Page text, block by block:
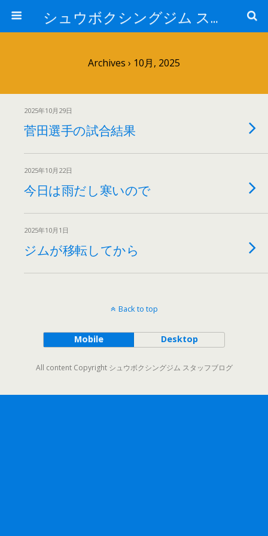
シュウボクシングジム スタッフブログ
Archives › 10月, 2025
2025年10月29日
菅田選手の試合結果
2025年10月22日
今日は雨だし寒いので
2025年10月1日
ジムが移転してから
Back to top
Mobile Desktop
All content Copyright シュウボクシングジム スタッフブログ